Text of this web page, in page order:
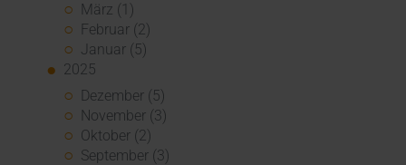
März (1)
Februar (2)
Januar (5)
2025
Dezember (5)
November (3)
Oktober (2)
September (3)